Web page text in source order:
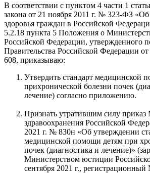
В соответствии с пунктом 4 части 1
закона от 21 ноября 2011 г. № 323-ФЗ
здоровья граждан в Российской
5.2.18 пункта 5 Положения о
Российской Федерации, утвержденного
Правительства Российской Федерации
608, приказываю:
Утвердить стандарт медицинской
прихронической болезни почек
лечение) согласно приложению.
Признать утратившим силу приказ
здравоохранения Российской
2021 г. № 830н «Об утверждении
медицинской помощи детям при
почек (диагностика и лечение)»
Министерством юстиции
сентября 2021 г.,